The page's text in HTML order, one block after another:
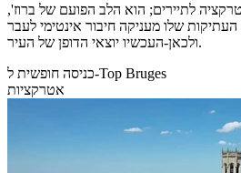
לתיירים; הוא הלב הפועם של ברוז',
העתיקות שלו מעניקה חיבור אינטימי לעבר
ולכאן-העכשיו יוצאי הדופן של העיר.
כניסה חופשית ל-Top Bruges
אטרקציות